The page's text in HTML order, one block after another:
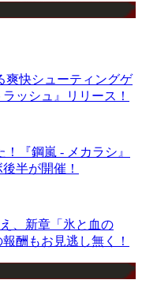
爽快シューティングゲ
ッシュ』リリース！
『鋼嵐 - メカラシ』
半が開催！
、新章「氷と血の
酬もお見逃し無く！